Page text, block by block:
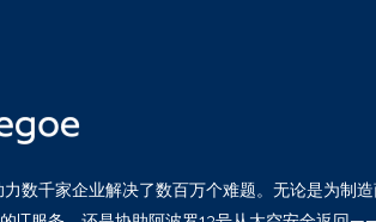
数千家企业解决了数百万个难题。无论是为制